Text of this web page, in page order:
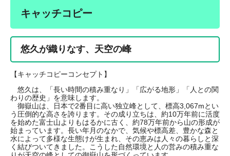
キャッチコピー
悠久が織りなす、天空の峰
【キャッチコピーコンセプト】
悠久は、「長い時間の積み重なり」「広がる地形」「人との関
わりの歴史」を意味します。
御嶽山は、日本で2番目に高い独立峰として、標高3,067mとい
う圧倒的な高さを誇ります。その成り立ちは、約10万年前に活度
を始めた富士山よりもはるかに古く、約78万年前から山の形成が
始まっています。長い年月のなかで、気候や標高差、豊かな森と
水によって多様な生態けが生まれ、その恵みは人々の暮らしと深
く結びついてきました。こうした自然環境と人の営みの積み重な